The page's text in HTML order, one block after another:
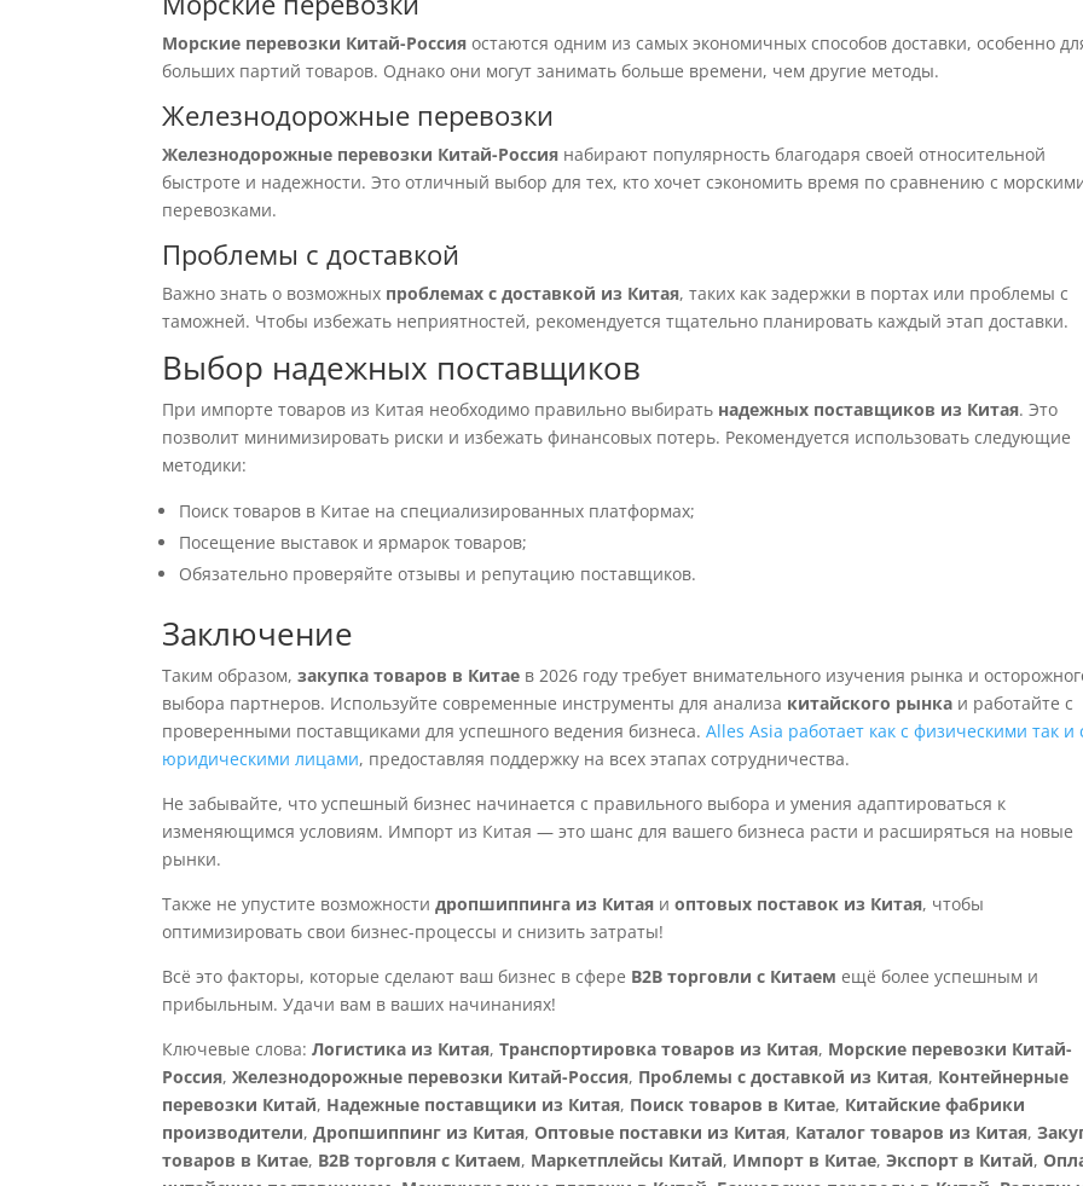
Морские перевозки Китай-Россия остаются одним из самых экономичных способов доставки, особенно
больших партий товаров. Однако они могут занимать больше времени, чем другие методы.
Железнодорожные перевозки
Железнодорожные перевозки Китай-Россия набирают популярность благодаря своей относительной
быстроте и надежности. Это отличный выбор для тех, кто хочет сэкономить время по сравнению с
перевозками.
Проблемы с доставкой
Важно знать о возможных проблемах с доставкой из Китая, таких как задержки в портах или проблемы с
таможней. Чтобы избежать неприятностей, рекомендуется тщательно планировать каждый этап доставки.
Выбор надежных поставщиков
При импорте товаров из Китая необходимо правильно выбирать надежных поставщиков из Китая. Это
позволит минимизировать риски и избежать финансовых потерь. Рекомендуется использовать следующие
методики:
Поиск товаров в Китае на специализированных платформах;
Посещение выставок и ярмарок товаров;
Обязательно проверяйте отзывы и репутацию поставщиков.
Заключение
Таким образом,закупка товаров в Китае в 2026 году требует внимательного изучения рынка и
выбора партнеров. Используйте современные инструменты для анализа китайского рынка и работайте с
проверенными поставщиками для успешного ведения бизнеса.Alles Asia работает как с физическими так и
юридическими лицами, предоставляя поддержку на всех этапах сотрудничества.
Не забывайте, что успешный бизнес начинается с правильного выбора и умения адаптироваться к
изменяющимся условиям. Импорт из Китая — это шанс для вашего бизнеса расти и расширяться на новые
рынки.
Также не упустите возможностидропшиппинга из Китая иоптовых поставок из Китая, чтобы
оптимизировать свои бизнес-процессы и снизить затраты!
Всё это факторы, которые сделают ваш бизнес в сфере B2B торговли с Китаем ещё более успешным и
прибыльным. Удачи вам в ваших начинаниях!
Ключевые слова:Логистика из Китая,Транспортировка товаров из Китая, Морские перевозки Китай-
Россия,Железнодорожные перевозки Китай-Россия, Проблемы с доставкой из Китая, Контейнерные
перевозки Китай, Надежные поставщики из Китая, Поиск товаров в Китае, Китайские фабрики
производители,Дропшиппинг из Китая,Оптовые поставки из Китая, Каталог товаров из Китая,
товаров в Китае, B2B торговля с Китаем, Маркетплейсы Китай, Импорт в Китае,Экспорт в Китай,